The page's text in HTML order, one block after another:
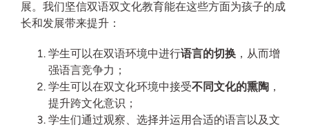
展。我们坚信双语双文化教育能在这些方面为孩子的成
长和发展带来提升：
学生可以在双语环境中进行语言的切换 ，从而增
强语言竞争力；
学生可以在双文化环境中接受不同文化的熏陶 ，
提升跨文化意识；
学生们通过观察、选择并运用合适的语言以及文